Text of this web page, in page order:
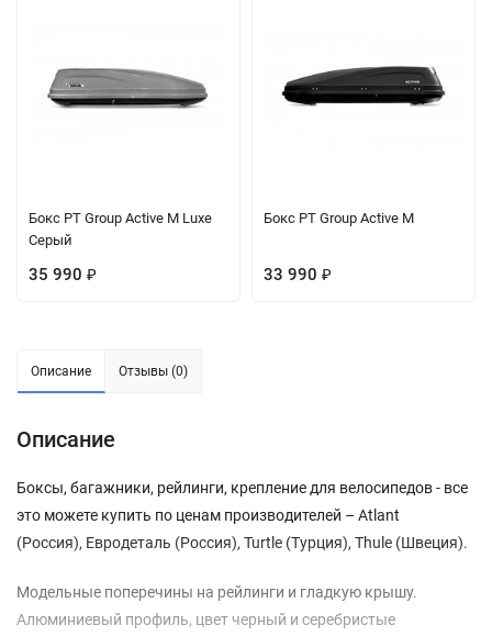
Бокс PT Group Active M Luxe
Серый
35 990 ₽
Бокс PT Group Active M
33 990 ₽
Описание Отзывы (0)
Описание
Боксы, багажники, рейлинги, крепление для велосипедов - все
это можете купить по ценам производителей – Atlant
(Россия), Евродеталь (Россия), Turtle (Турция), Thule (Швеция).
Модельные поперечины на рейлинги и гладкую крышу.
Алюминиевый профиль, цвет черный и серебристые